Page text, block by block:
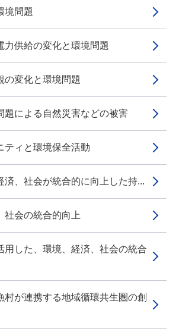
問題
供給の変化と環境問題
変化と環境問題
による自然災害などの被害
ィと環境保全活動
、社会が統合的に向上した持...
会の統合的向上
した、環境、経済、社会の統合
が連携する地域循環共生圏の創